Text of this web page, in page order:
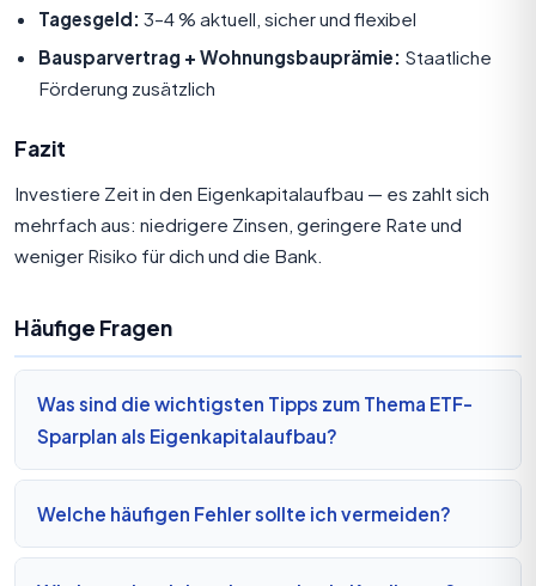
Tagesgeld: 3–4 % aktuell, sicher und flexibel
Bausparvertrag + Wohnungsbauprämie: Staatliche
Förderung zusätzlich
Fazit
Investiere Zeit in den Eigenkapitalaufbau — es zahlt sich
mehrfach aus: niedrigere Zinsen, geringere Rate und
weniger Risiko für dich und die Bank.
Häufige Fragen
Was sind die wichtigsten Tipps zum Thema ETF-
Sparplan als Eigenkapitalaufbau?
Welche häufigen Fehler sollte ich vermeiden?